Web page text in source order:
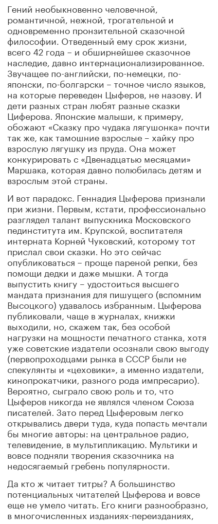
Гений необыкновенно человечной,
романтичной, нежной, трогательной и
одновременно пронзительной сказочной
философии. Отведенный ему срок жизни,
всего 42 года – и обширнейшее сказочное
наследие, давно интернационализированное.
Звучащее по-английски, по-немецки, по-
японски, по-болгарски – точное число языков,
на которые переведен Цыферов, не назову. И
дети разных стран любят разные сказки
Циферова. Японские малыши, к примеру,
обожают «Сказку про чудака лягушонка» почти
так же, как тамошние взрослые – хайку про
взрослую лягушку из пруда. Она может
конкурировать с «Двенадцатью месяцами»
Маршака, которая давно полюбилась детям и
взрослым этой страны.
И вот парадокс. Геннадия Цыферова признали
при жизни. Первым, кстати, профессионально
разглядел талант выпускника Московского
пединститута им. Крупской, воспитателя
интерната Корней Чуковский, которому тот
прислал свои сказки. Но это сейчас
опубликоваться – проще пареной репки, без
помощи дедки и даже мышки. А тогда
выпустить книгу – удостоиться высшего
мандата признания для пишущего (вспомним
Высоцкого) удавалось избранным. Цыферова
публиковали, чаще в журналах, книжки
выходили, но, скажем так, без особой
нагрузки на мощности печатного станка, хотя
уже советские издатели осознали свою выгоду
(первопроходцами рынка в СССР были не
спекулянты и «цеховики», а именно издатели,
кинопрокатчики, разного рода импресарио).
Вероятно, сыграло свою роль и то, что
Цыферов никогда не являлся членом Союза
писателей. Зато перед Цыферовым легко
открывались двери туда, куда попасть мечтали
бы многие авторы: на центральное радио,
телевидение, в мультипликацию. Мультики и
вовсе подняли творения сказочника на
недосягаемый гребень популярности.
Да кто ж читает титры? А большинство
потенциальных читателей Цыферова и вовсе
еще не умело читать. Его книги разнообразно,
в многочисленных изданиях-переизданиях,